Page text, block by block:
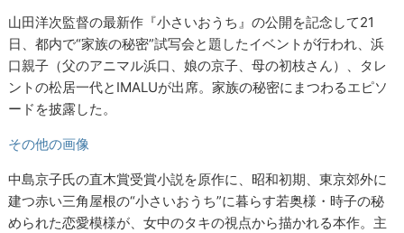
山田洋次監督の最新作『小さいおうち』の公開を記念して21
日、都内で“家族の秘密”試写会と題したイベントが行われ、浜
口親子（父のアニマル浜口、娘の京子、母の初枝さん）、タレ
ントの松居一代とIMALUが出席。家族の秘密にまつわるエピソ
ードを披露した。
その他の画像
中島京子氏の直木賞受賞小説を原作に、昭和初期、東京郊外に
建つ赤い三角屋根の“小さいおうち”に暮らす若奥様・時子の秘
められた恋愛模様が、女中のタキの視点から描かれる本作。主